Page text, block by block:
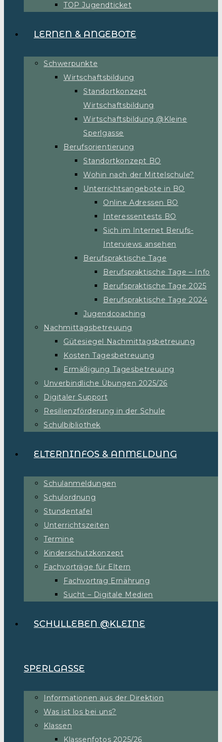
TOP Jugendticket
LERNEN & ANGEBOTE
Schwerpunkte
Wirtschaftsbildung
Standortkonzept
Wirtschaftsbildung
Wirtschaftsbildung @Kleine
Sperlgasse
Berufsorientierung
Standortkonzept BO
Wohin nach der Mittelschule?
Unterrichtsangebote in BO
Online Adressen BO
Interessentests BO
Sich im Internet Berufs-
Interviews ansehen
Berufspraktische Tage
Berufspraktische Tage – Info
Berufspraktische Tage 2025
Berufspraktische Tage 2024
Jugendcoaching
Nachmittagsbetreuung
Gütesiegel Nachmittagsbetreuung
Kosten Tagesbetreuung
Ermäßigung Tagesbetreuung
Unverbindliche Übungen 2025/26
Digitaler Support
Resilienzförderung in der Schule
Schulbibliothek
ELTERNINFOS & ANMELDUNG
Schulanmeldungen
Schulordnung
Stundentafel
Unterrichtszeiten
Termine
Kinderschutzkonzept
Fachvorträge für Eltern
Fachvortrag Ernährung
Sucht – Digitale Medien
SCHULLEBEN @KLEINE
SPERLGASSE
Informationen aus der Direktion
Was ist los bei uns?
Klassen
Klassenfotos 2025/26